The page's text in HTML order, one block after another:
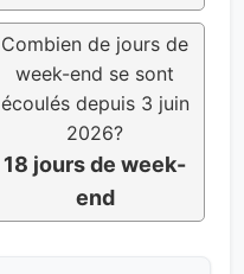
Combien de jours de
week-end se sont
écoulés depuis 3 juin
2026?
18 jours de week-
end